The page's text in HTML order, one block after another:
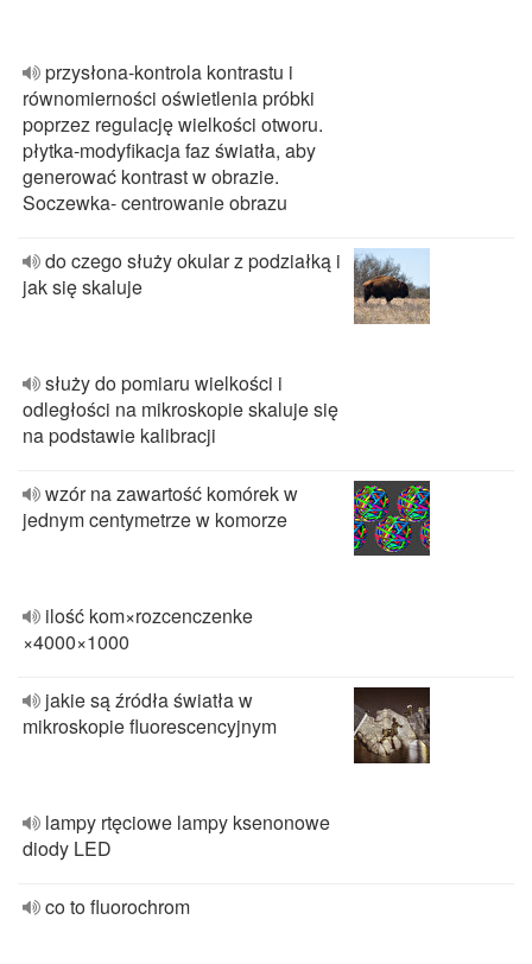
przysłona-kontrola kontrastu i
równomierności oświetlenia próbki
poprzez regulację wielkości otworu.
płytka-modyfikacja faz światła, aby
generować kontrast w obrazie.
Soczewka- centrowanie obrazu
do czego służy okular z podziałką i
jak się skaluje
służy do pomiaru wielkości i
odległości na mikroskopie skaluje się
na podstawie kalibracji
wzór na zawartość komórek w
jednym centymetrze w komorze
ilość kom×rozcenczenke
×4000×1000
jakie są źródła światła w
mikroskopie fluorescencyjnym
lampy rtęciowe lampy ksenonowe
diody LED
co to fluorochrom